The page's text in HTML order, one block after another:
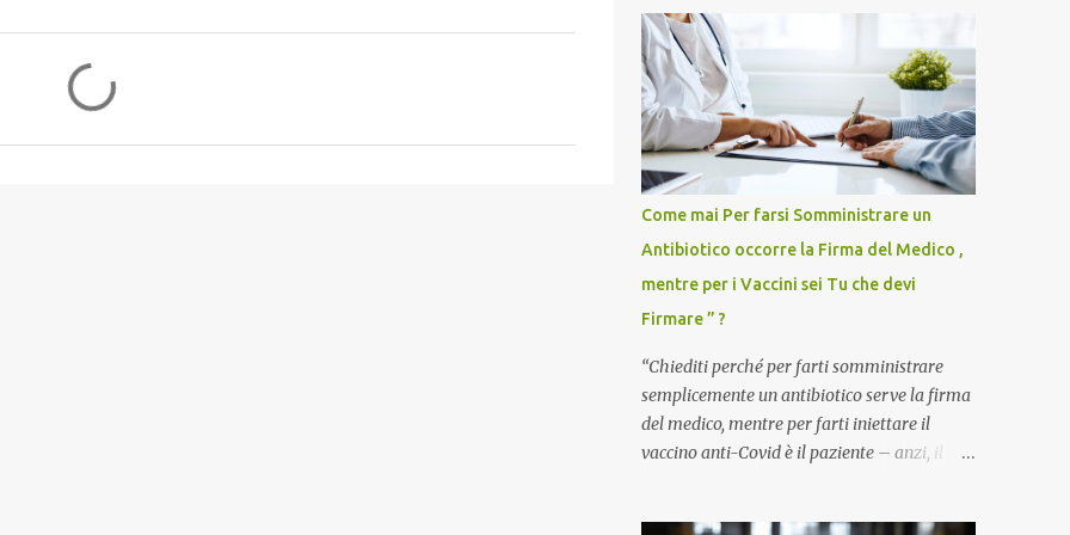
Come mai Per farsi Somministrare un
Antibiotico occorre la Firma del Medico ,
mentre per i Vaccini sei Tu che devi
Firmare ” ?
“Chiediti perché per farti somministrare
semplicemente un antibiotico serve la firma
del medico, mentre per farti iniettare il
vaccino anti-Covid è il paziente – anzi, il